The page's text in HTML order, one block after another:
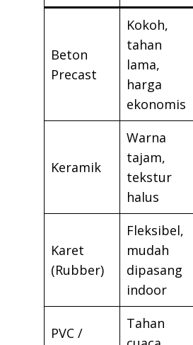
Beton
Precast
Kokoh,
tahan
lama,
harga
ekonomis
Keramik
Warna
tajam,
tekstur
halus
Karet
(Rubber)
Fleksibel,
mudah
dipasang
indoor
PVC /
Tahan